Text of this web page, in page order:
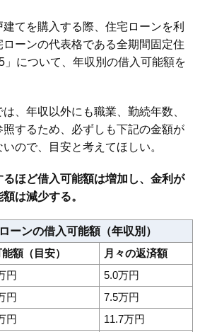
てを購入する際、住宅ローンを利
ーンの代表格である全期間固定住
」について、年収別の借入可能額を
、年収以外にも職業、勤続年数、
するため、必ずしも下記の金額が
ので、目安と考えてほしい。
ほど借入可能額は増加し、金利が
は減少する。
ンの借入可能額（年収別）
額（目安）
月々の返済額
円
5.0万円
円
7.5万円
円
11.7万円